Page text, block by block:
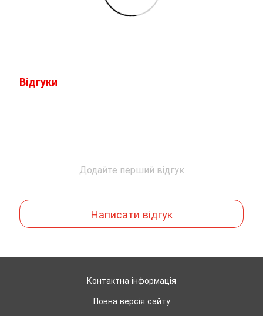
Відгуки
Додайте перший відгук
Написати відгук
Контактна інформація
Повна версія сайту